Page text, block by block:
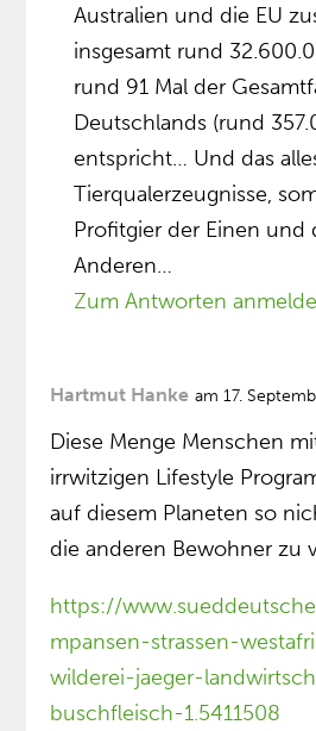
Australien und die EU
insgesamt rund
rund 91 Mal der
Deutschlands (rund
entspricht… Und das
Tierqualerzeugnisse,
Profitgier der Einen und
Anderen…
Zum Antworten
Hartmut Hanke am 17.
Diese Menge Menschen
irrwitzigen Lifestyle
auf diesem Planeten so
die anderen Bewohner zu
https://
mpansen-strassen-
wilderei-jaeger-
buschfleisch-1.5411508